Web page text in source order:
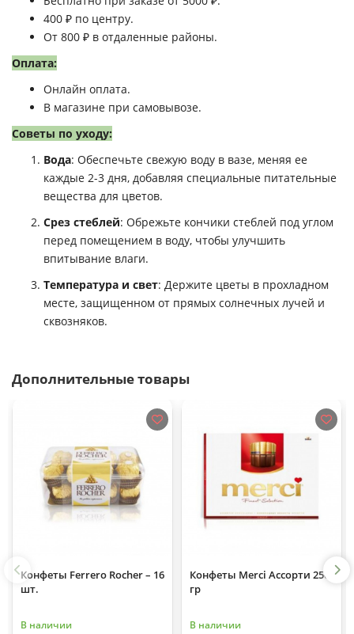
400 ₽ по центру.
От 800 ₽ в отдаленные районы.
Оплата:
Онлайн оплата.
В магазине при самовывозе.
Советы по уходу:
Вода: Обеспечьте свежую воду в вазе, меняя ее
каждые 2-3 дня, добавляя специальные питательные
вещества для цветов.
Срез стеблей: Обрежьте кончики стеблей под углом
перед помещением в воду, чтобы улучшить
впитывание влаги.
Температура и свет: Держите цветы в прохладном
месте, защищенном от прямых солнечных лучей и
сквозняков.
Дополнительные товары
Конфеты Ferrero Rocher – 16
шт.
В наличии
Конфеты Merci Ассорти 250
гр
В наличии